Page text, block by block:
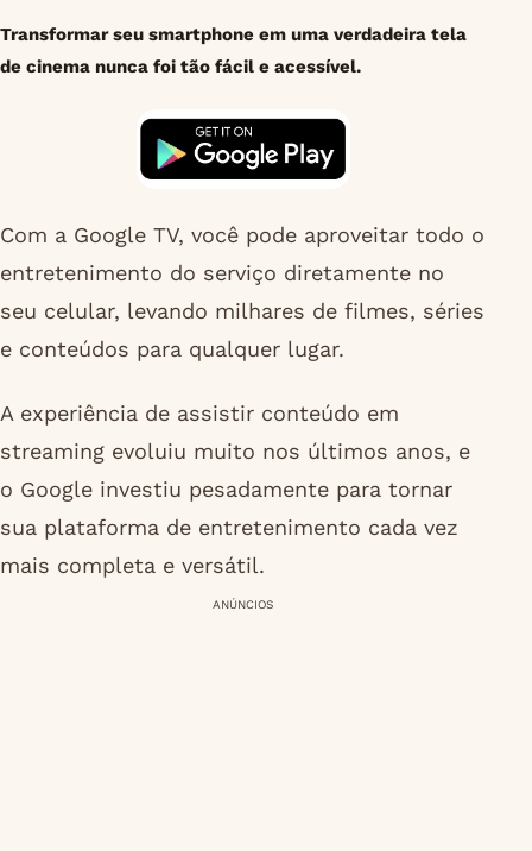
Transformar seu smartphone em uma verdadeira tela
de cinema nunca foi tão fácil e acessível.
Com a Google TV, você pode aproveitar todo o
entretenimento do serviço diretamente no
seu celular, levando milhares de filmes, séries
e conteúdos para qualquer lugar.
A experiência de assistir conteúdo em
streaming evoluiu muito nos últimos anos, e
o Google investiu pesadamente para tornar
sua plataforma de entretenimento cada vez
mais completa e versátil.
ANÚNCIOS